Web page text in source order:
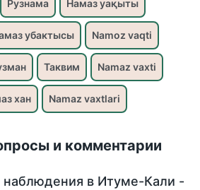
Рузнама Намаз уақыты
убактысы Namoz vaqti
Таквим Namaz vaxti
хан Namaz vaxtlari
и комментарии
наблюдения в Итуме-Кали -